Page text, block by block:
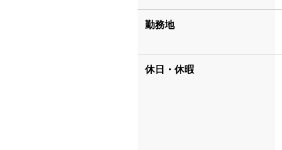
勤務地
休日・休暇